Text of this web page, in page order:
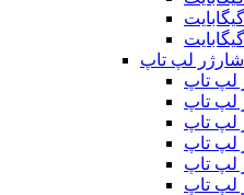
شارژر لپ تاپ